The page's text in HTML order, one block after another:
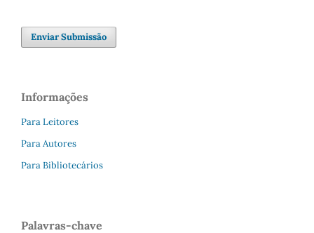
Enviar Submissão
Informações
Para Leitores
Para Autores
Para Bibliotecários
Palavras-chave